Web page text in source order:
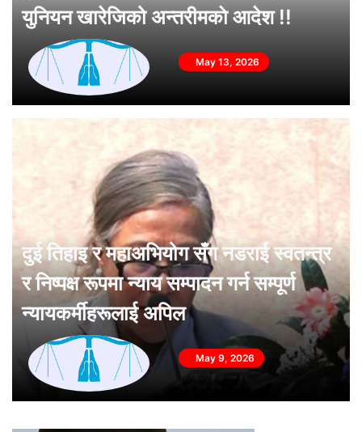
युनियन खारेजिको अन्तरीमकाे आदेश !!
May 13, 2026
दुई तिहाइ र महाअभियोग सँग नडराई स्वतन्त्र
र निष्पक्ष रूपमा न्याय सम्पादन गर्न सम्पूर्ण
न्यायकर्मीहरूलाई अपिल
May 9, 2026